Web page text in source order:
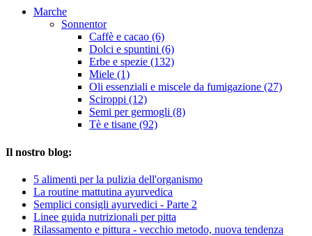
Marche
Sonnentor
Caffè e cacao (6)
Dolci e spuntini (6)
Erbe e spezie (132)
Miele (1)
Oli essenziali e miscele da fumigazione (27)
Sciroppi (12)
Semi per germogli (8)
Tè e tisane (92)
Il nostro blog:
5 alimenti per la pulizia dell'organismo
La routine mattutina ayurvedica
Semplici consigli ayurvedici - Parte 2
Linee guida nutrizionali per pitta
Rilassamento e pittura - vecchio metodo, nuova tendenza